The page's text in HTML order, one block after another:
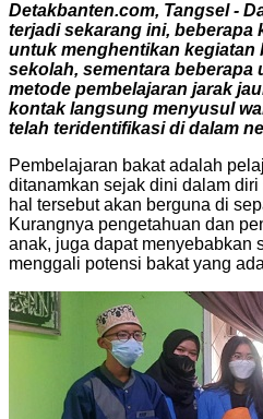
Detakbanten.com, Tangsel -
terjadi sekarang ini, beberapa
untuk menghentikan kegiatan
sekolah, sementara beberapa
metode pembelajaran jarak
kontak langsung menyusul
telah teridentifikasi di dalam
Pembelajaran bakat adalah
ditanamkan sejak dini dalam
hal tersebut akan berguna di
Kurangnya pengetahuan dan
anak, juga dapat menyebabkan
menggali potensi bakat yang